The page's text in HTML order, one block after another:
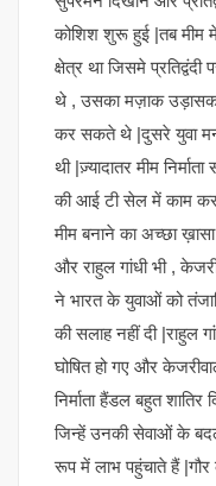
कोशिश शुरू हुई |तब मीम
क्षेत्र था जिसमे
थे , उसका मज़ाक
कर सकते थे |दुसरे युवा मन
थी |ज़्यादातर मीम
की आई टी सेल में काम
मीम बनाने का अच्छा
और राहुल गांधी भी ,
ने भारत के युवाओं को
की सलाह नहीं दी |राहुल
घोषित हो गए और
निर्माता हैंडल बहुत
जिन्हें उनकी सेवाओं के
रूप में लाभ पहुंचाते हैं